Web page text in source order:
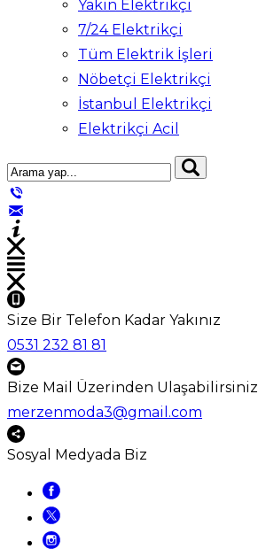
Yakın Elektrikçi
7/24 Elektrikçi
Tüm Elektrik İşleri
Nöbetçi Elektrikçi
İstanbul Elektrikçi
Elektrikçi Acil
Size Bir Telefon Kadar Yakınız
0531 232 81 81
Bize Mail Üzerinden Ulaşabilirsiniz
merzenmoda3@gmail.com
Sosyal Medyada Biz